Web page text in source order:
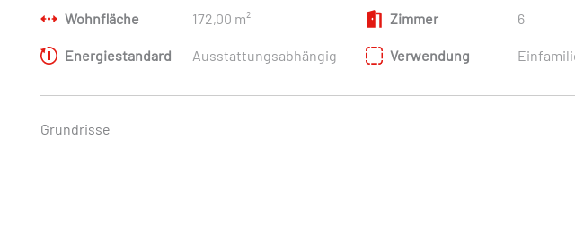
Wohnfläche 172,00 m²
Energiestandard Ausstattungsabhängig
Zimmer 6
Verwendung
Grundrisse